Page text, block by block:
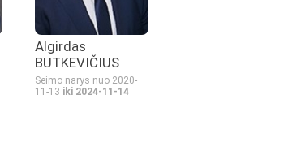
Algirdas
BUTKEVIČIUS
Seimo narys nuo 2020-
11-13 iki 2024-11-14